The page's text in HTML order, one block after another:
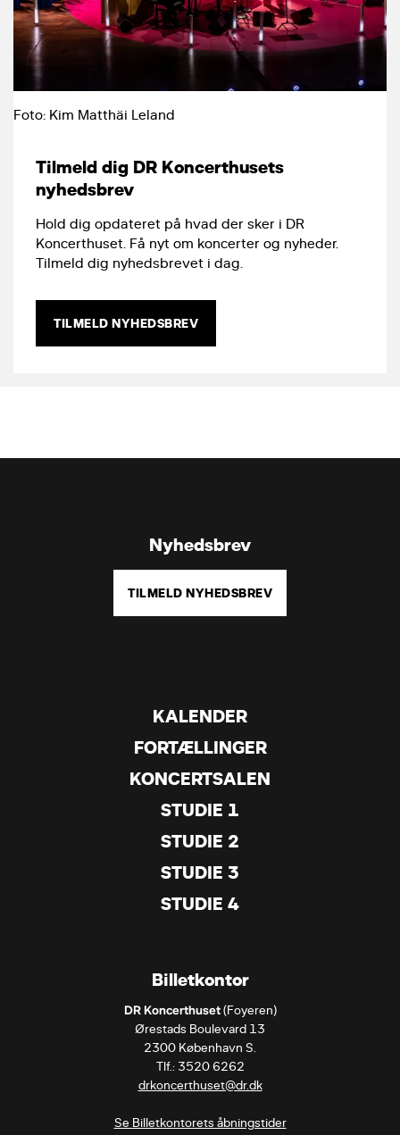
Foto: Kim Matthäi Leland
Tilmeld dig DR Koncerthusets
nyhedsbrev
Hold dig opdateret på hvad der sker i DR
Koncerthuset. Få nyt om koncerter og nyheder.
Tilmeld dig nyhedsbrevet i dag.
TILMELD NYHEDSBREV
KALENDER
FORTÆLLINGER
KONCERTSALEN
STUDIE 1
STUDIE 2
STUDIE 3
STUDIE 4
Nyhedsbrev
TILMELD NYHEDSBREV
Billetkontor
DR Koncerthuset (Foyeren)
Ørestads Boulevard 13
2300 København S.
drkoncerthuset@dr.dk
Se Billetkontorets åbningstider